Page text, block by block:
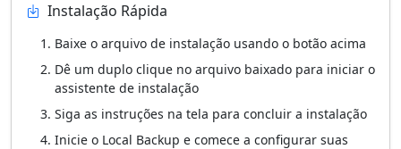
Instalação Rápida
Baixe o arquivo de instalação usando o botão acima
Dê um duplo clique no arquivo baixado para iniciar o
assistente de instalação
Siga as instruções na tela para concluir a instalação
Inicie o Local Backup e comece a configurar suas